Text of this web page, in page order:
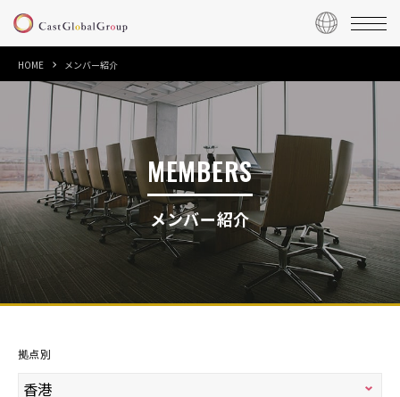
HOME メンバー紹介
MEMBERS
メンバー紹介
拠点別